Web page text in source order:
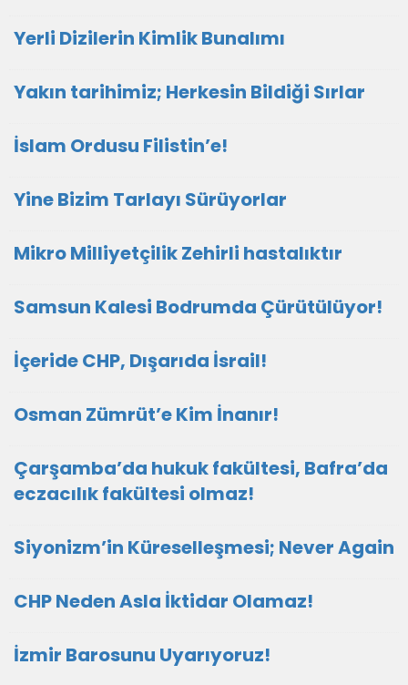
Yerli Dizilerin Kimlik Bunalımı
Yakın tarihimiz; Herkesin Bildiği Sırlar
İslam Ordusu Filistin’e!
Yine Bizim Tarlayı Sürüyorlar
Mikro Milliyetçilik Zehirli hastalıktır
Samsun Kalesi Bodrumda Çürütülüyor!
İçeride CHP, Dışarıda İsrail!
Osman Zümrüt’e Kim İnanır!
Çarşamba’da hukuk fakültesi, Bafra’da
eczacılık fakültesi olmaz!
Siyonizm’in Küreselleşmesi; Never Again
CHP Neden Asla İktidar Olamaz!
İzmir Barosunu Uyarıyoruz!